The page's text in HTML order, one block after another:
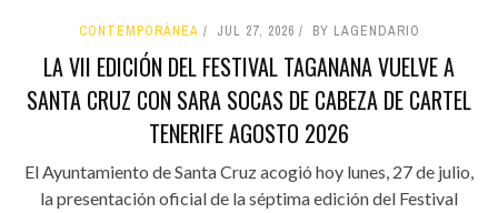
CONTEMPORÁNEA JUL 27, 2026 BY LAGENDARIO
LA VII EDICIÓN DEL FESTIVAL TAGANANA VUELVE A
SANTA CRUZ CON SARA SOCAS DE CABEZA DE CARTEL
TENERIFE AGOSTO 2026
El Ayuntamiento de Santa Cruz acogió hoy lunes, 27 de julio,
la presentación oficial de la séptima edición del Festival